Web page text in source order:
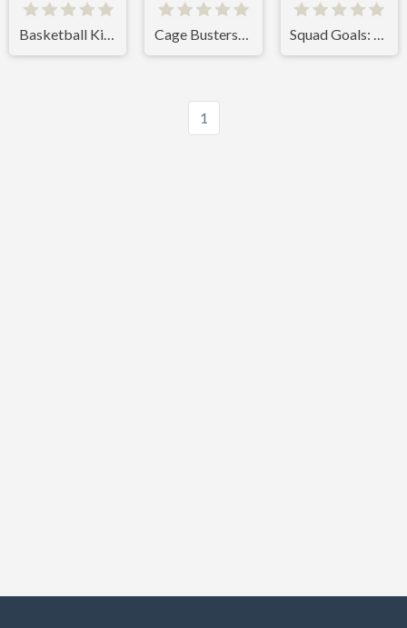
Basketball Kings 2024 Cage Busters: Slingshot Heroes Squad Goals: Soccer 3D
1